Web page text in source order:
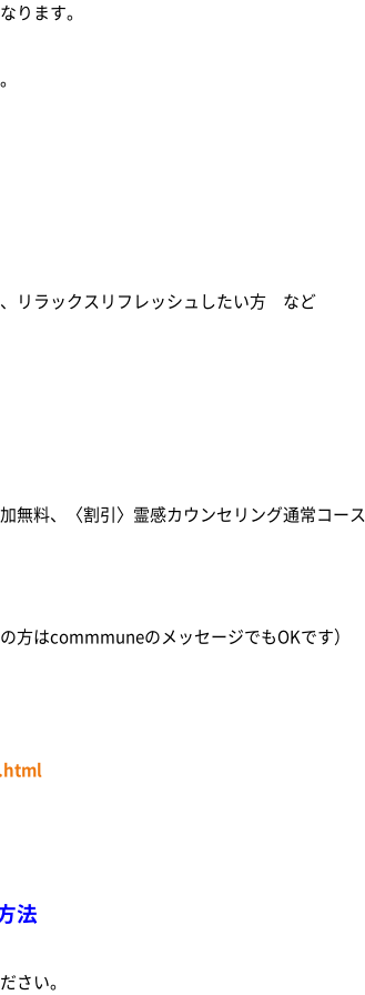
ります。
リラックスリフレッシュしたい方 など
無料、〈割引〉霊感カウンセリング通常コース
方はcommmuneのメッセージでもOKです）
法
さい。